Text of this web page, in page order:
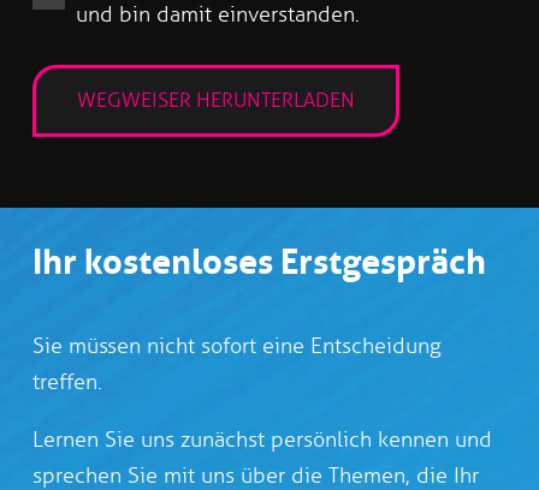
und bin damit einverstanden.
Ihr kostenloses Erstgespräch
Sie müssen nicht sofort eine Entscheidung
treffen.
Lernen Sie uns zunächst persönlich kennen und
sprechen Sie mit uns über die Themen, die Ihr